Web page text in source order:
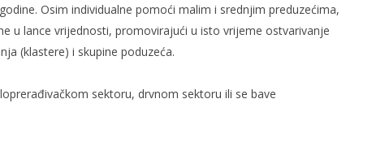
Osim individualne pomoći malim i srednjim preduzećima,
u lance vrijednosti, promovirajući u isto vrijeme ostvarivanje
(klastere) i skupine poduzeća.
sektoru, drvnom sektoru ili se bave